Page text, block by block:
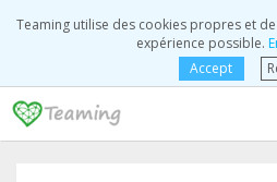
Teaming utilise des cookies propres et
expérience possible.
Accept